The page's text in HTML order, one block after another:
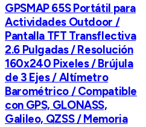
GPSMAP 65S Portátil para
Actividades Outdoor /
Pantalla TFT Transflectiva
2.6 Pulgadas / Resolución
160x240 Pixeles / Brújula
de 3 Ejes / Altímetro
Barométrico / Compatible
con GPS, GLONASS,
Galileo, QZSS / Memoria